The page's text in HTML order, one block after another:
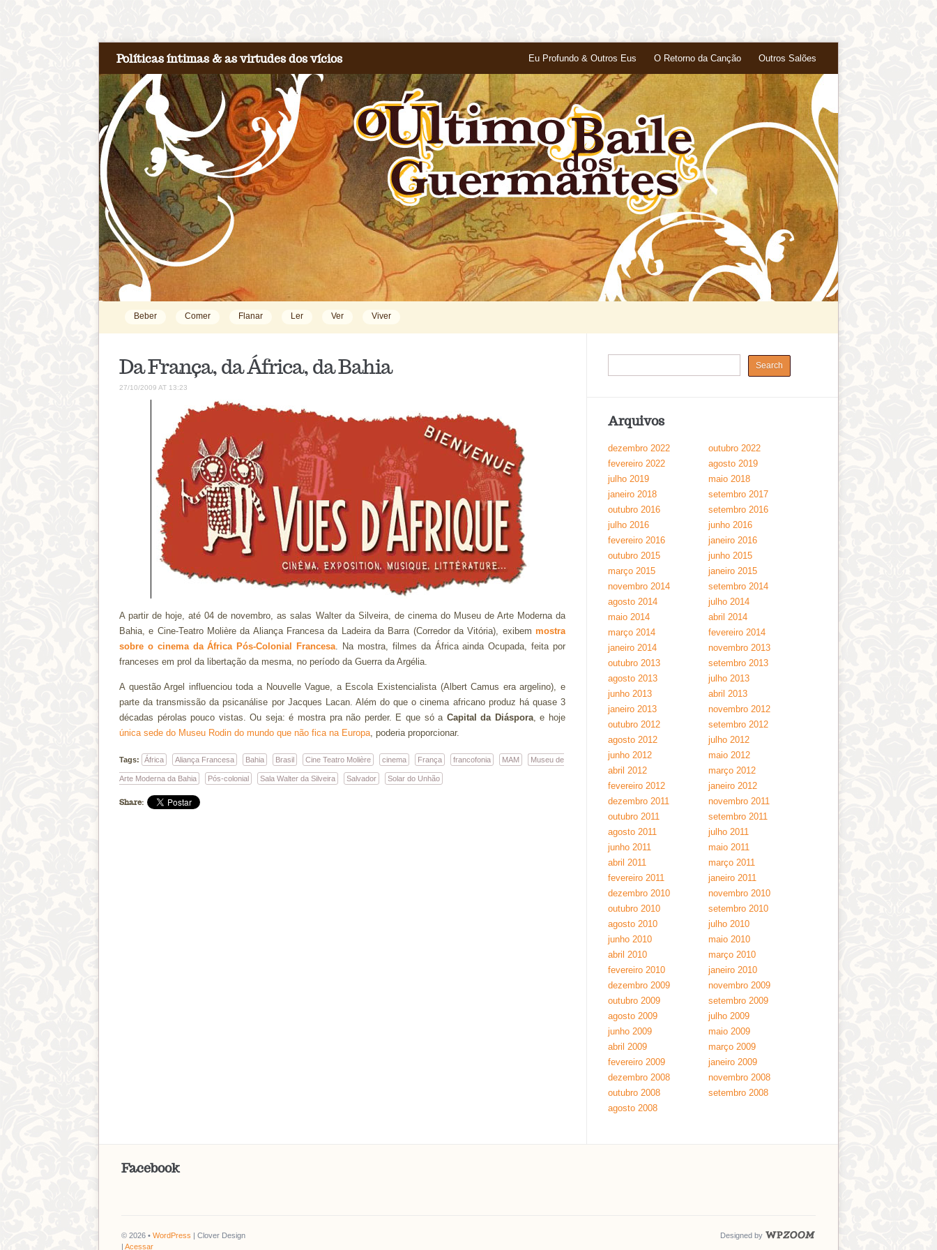
Políticas íntimas & as virtudes dos vícios Eu Profundo & Outros Eus O Retorno da Canção Outros Salões
Beber Comer Flanar Ler Ver Viver
Da França, da África, da Bahia
27/10/2009 AT 13:23
A partir de hoje, até 04 de novembro, as salas Walter da Silveira, de cinema do Museu de Arte Moderna da
Bahia, e Cine-Teatro Molière da Aliança Francesa da Ladeira da Barra (Corredor da Vitória), exibem mostra
sobre o cinema da África Pós-Colonial Francesa. Na mostra, filmes da África ainda Ocupada, feita por
franceses em prol da libertação da mesma, no período da Guerra da Argélia.
A questão Argel influenciou toda a Nouvelle Vague, a Escola Existencialista (Albert Camus era argelino), e
parte da transmissão da psicanálise por Jacques Lacan. Além do que o cinema africano produz há quase 3
décadas pérolas pouco vistas. Ou seja: é mostra pra não perder. E que só a Capital da Diáspora, e hoje
única sede do Museu Rodin do mundo que não fica na Europa, poderia proporcionar.
Tags: África Aliança Francesa Bahia Brasil Cine Teatro Molière cinema França francofonia MAM Museu de
Arte Moderna da Bahia Pós-colonial Sala Walter da Silveira Salvador Solar do Unhão
Share:
Arquivos
dezembro 2022
outubro 2022
fevereiro 2022
agosto 2019
julho 2019
maio 2018
janeiro 2018
setembro 2017
outubro 2016
setembro 2016
julho 2016
junho 2016
fevereiro 2016
janeiro 2016
outubro 2015
junho 2015
março 2015
janeiro 2015
novembro 2014
setembro 2014
agosto 2014
julho 2014
maio 2014
abril 2014
março 2014
fevereiro 2014
janeiro 2014
novembro 2013
outubro 2013
setembro 2013
agosto 2013
julho 2013
junho 2013
abril 2013
janeiro 2013
novembro 2012
outubro 2012
setembro 2012
agosto 2012
julho 2012
junho 2012
maio 2012
abril 2012
março 2012
fevereiro 2012
janeiro 2012
dezembro 2011
novembro 2011
outubro 2011
setembro 2011
agosto 2011
julho 2011
junho 2011
maio 2011
abril 2011
março 2011
fevereiro 2011
janeiro 2011
dezembro 2010
novembro 2010
outubro 2010
setembro 2010
agosto 2010
julho 2010
junho 2010
maio 2010
abril 2010
março 2010
fevereiro 2010
janeiro 2010
dezembro 2009
novembro 2009
outubro 2009
setembro 2009
agosto 2009
julho 2009
junho 2009
maio 2009
abril 2009
março 2009
fevereiro 2009
janeiro 2009
dezembro 2008
novembro 2008
outubro 2008
setembro 2008
agosto 2008
Facebook
© 2026 • WordPress | Clover Design
| Acessar
Designed by